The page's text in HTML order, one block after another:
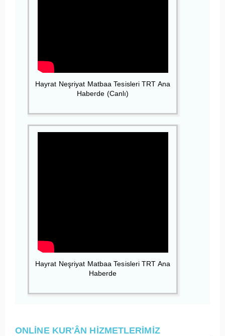
Hayrat Neşriyat Matbaa Tesisleri TRT Ana
Haberde (Canlı)
Hayrat Neşriyat Matbaa Tesisleri TRT Ana
Haberde
ONLİNE KUR'ÂN HİZMETLERİMİZ